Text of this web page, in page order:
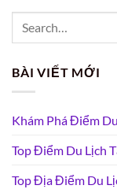
BÀI VIẾT MỚI
Khám Phá Điểm
Top Điểm Du Lịch
Top Địa Điểm Du